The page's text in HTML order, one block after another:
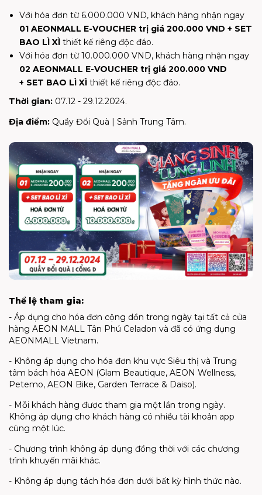
Với hóa đơn từ 6.000.000 VND, khách hàng nhận ngay
01 AEONMALL E-VOUCHER trị giá 200.000 VND + SET
BAO LÌ XÌ thiết kế riêng độc đáo.
Với hóa đơn từ 10.000.000 VND, khách hàng nhận ngay
02 AEONMALL E-VOUCHER trị giá 200.000 VND
+ SET BAO LÌ XÌ thiết kế riêng độc đáo.
Thời gian: 07.12 - 29.12.2024.
Địa điểm: Quầy Đổi Quà | Sảnh Trung Tâm.
Thể lệ tham gia:
- Áp dụng cho hóa đơn cộng dồn trong ngày tại tất cả cửa
hàng AEON MALL Tân Phú Celadon và đã có ứng dụng
AEONMALL Vietnam.
- Không áp dụng cho hóa đơn khu vực Siêu thị và Trung
tâm bách hóa AEON (Glam Beautique, AEON Wellness,
Petemo, AEON Bike, Garden Terrace & Daiso).
- Mỗi khách hàng được tham gia một lần trong ngày.
Không áp dụng cho khách hàng có nhiều tài khoản app
cùng một lúc.
- Chương trình không áp dụng đồng thời với các chương
trình khuyến mãi khác.
- Không áp dụng tách hóa đơn dưới bất kỳ hình thức nào.